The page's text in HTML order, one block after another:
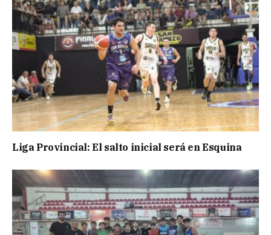
Liga Provincial: El salto inicial será en Esquina